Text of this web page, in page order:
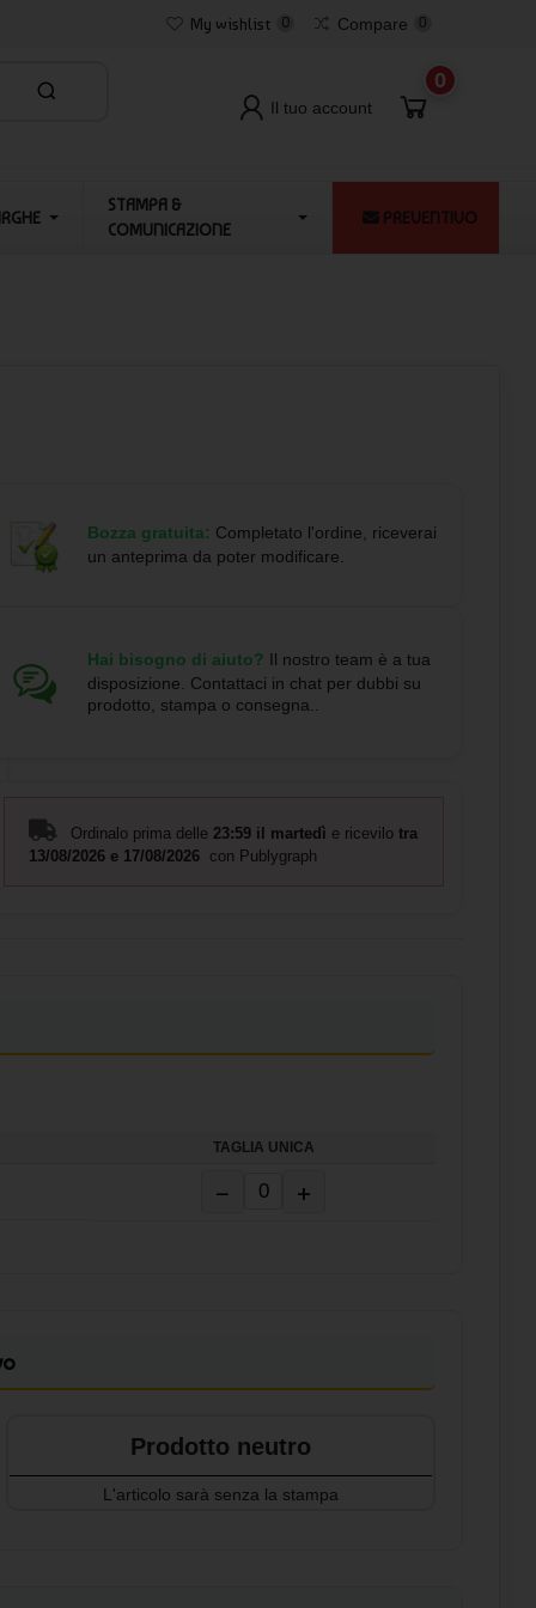
My wishlist 0 Compare 0
Il tuo account
0
STAMPA &
COMUNICAZIONE
PREVENTIVO
Bozza gratuita: Completato l'ordine, riceverai
un anteprima da poter modificare.
Hai bisogno di aiuto? Il nostro team è a tua
disposizione. Contattaci in chat per dubbi su
prodotto, stampa o consegna..
Ordinalo prima delle 23:59 il martedì e ricevilo tra
13/08/2026 e 17/08/2026 con Publygraph
TAGLIA UNICA
− +
Prodotto neutro
L'articolo sarà senza la stampa